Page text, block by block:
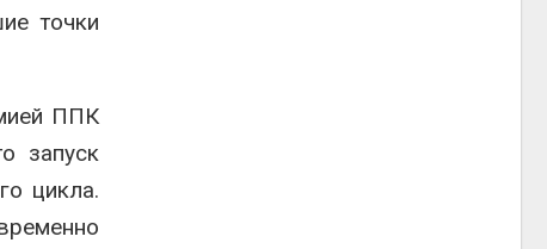
точки
ППК
запуск
цикла.